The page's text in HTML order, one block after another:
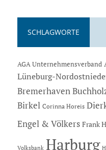
SCHLAGWORTE
AGA Unternehmensverband
Lüneburg-
Bremerhaven
Birkel Corinna Horeis
Engel & Völkers Frank
Volksbank Harburg